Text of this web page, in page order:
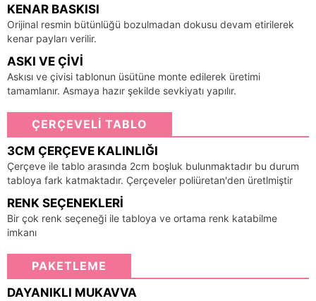
KENAR BASKISI
Orijinal resmin bütünlüğü bozulmadan dokusu devam etirilerek
kenar payları verilir.
ASKI VE ÇIVI
Askısı ve çivisi tablonun üsütüne monte edilerek üretimi
tamamlanır. Asmaya hazır şekilde sevkiyatı yapılır.
ÇERÇEVELİ TABLO
3CM ÇERÇEVE KALINLIĞI
Çerçeve ile tablo arasında 2cm boşluk bulunmaktadır bu durum
tabloya fark katmaktadır. Çerçeveler poliüretan'den üretlmiştir
RENK SEÇENEKLERI
Bir çok renk seçeneği ile tabloya ve ortama renk katabilme
imkanı
PAKETLEME
DAYANIKLI MUKAVVA